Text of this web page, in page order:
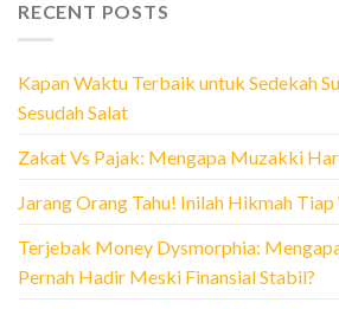
RECENT POSTS
Kapan Waktu Terbaik untuk Sedekah
Sesudah Salat
Zakat Vs Pajak: Mengapa Muzakki
Jarang Orang Tahu! Inilah Hikmah
Terjebak Money Dysmorphia:
Pernah Hadir Meski Finansial Stabil?